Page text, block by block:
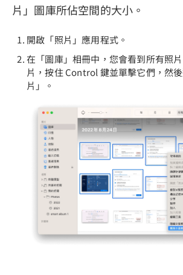
片」圖庫所佔空間的大小。
開啟「照片」應用程式。
在「圖庫」相冊中，您會看到所有照
片，按住 Control 鍵並單擊它們，然
片」。